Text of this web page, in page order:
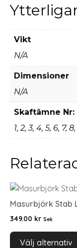
Vikt
N/A
Dimensioner
N/A
Skaftämne Nr:
1, 2, 3, 4, 5, 6, 7, 8,
Masurbjörk Stab
349.00 kr Sek
Välj alternativ